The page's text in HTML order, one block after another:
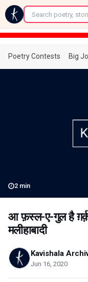
←
Poetry Contests Big
2 min
आ फ़स्ल-ए-गुल है
मलीहाबादी
Kavishala
Jun 16, 2020